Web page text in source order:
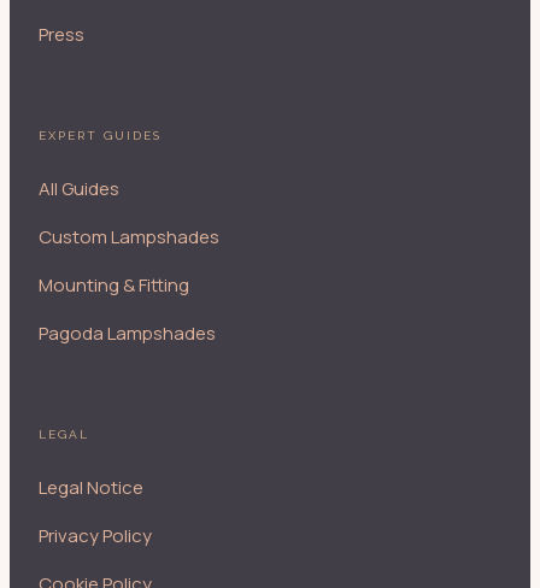
Press
EXPERT GUIDES
All Guides
Custom Lampshades
Mounting & Fitting
Pagoda Lampshades
LEGAL
Legal Notice
Privacy Policy